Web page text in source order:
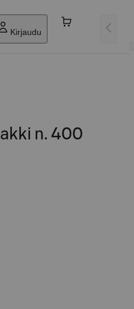
Kirjaudu
n. 400